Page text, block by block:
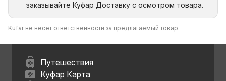
заказывайте Куфар Доставку с осмотром товара.
Kufar не несет ответственности за предлагаемый товар.
Путешествия
Куфар Карта